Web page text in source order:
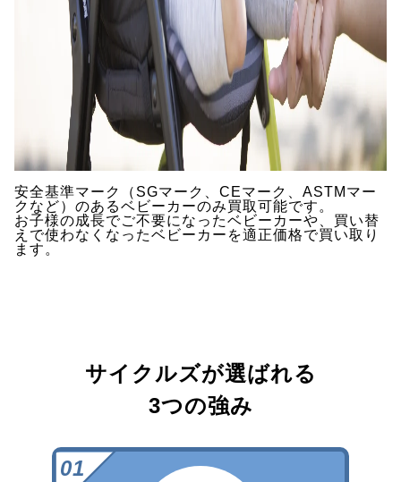
安全基準マーク（SGマーク、CEマーク、ASTMマー
クなど）のあるベビーカーのみ買取可能です。
お子様の成長でご不要になったベビーカーや、買い替
えで使わなくなったベビーカーを適正価格で買い取り
ます。
サイクルズが選ばれる
3つの強み